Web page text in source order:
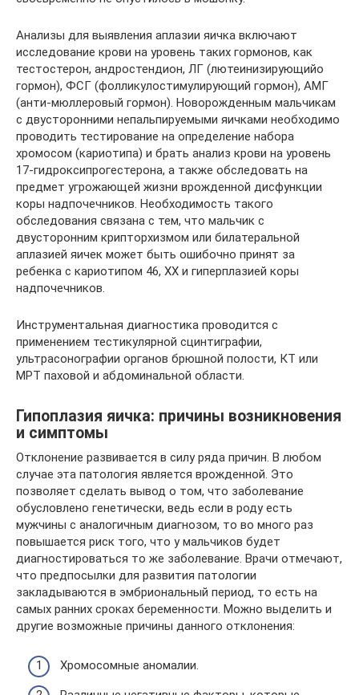
Анализы для выявления аплазии яичка включают
исследование крови на уровень таких гормонов, как
тестостерон, андростендион, ЛГ (лютеинизирующийо
гормон), ФСГ (фолликулостимулирующий гормон), АМГ
(анти-мюллеровый гормон). Новорожденным мальчикам
с двусторонними непальпируемыми яичками необходимо
проводить тестирование на определение набора
хромосом (кариотипа) и брать анализ крови на уровень
17-гидроксипрогестерона, а также обследовать на
предмет угрожающей жизни врожденной дисфункции
коры надпочечников. Необходимость такого
обследования связана с тем, что мальчик с
двусторонним крипторхизмом или билатеральной
аплазией яичек может быть ошибочно принят за
ребенка с кариотипом 46, XX и гиперплазией коры
надпочечников.
Инструментальная диагностика проводится с
применением тестикулярной сцинтиграфии,
ультрасонографии органов брюшной полости, КТ или
МРТ паховой и абдоминальной области.
Гипоплазия яичка: причины возникновения
и симптомы
Отклонение развивается в силу ряда причин. В любом
случае эта патология является врожденной. Это
позволяет сделать вывод о том, что заболевание
обусловлено генетически, ведь если в роду есть
мужчины с аналогичным диагнозом, то во много раз
повышается риск того, что у мальчиков будет
диагностироваться то же заболевание. Врачи отмечают,
что предпосылки для развития патологии
закладываются в эмбриональный период, то есть на
самых ранних сроках беременности. Можно выделить и
другие возможные причины данного отклонения:
Хромосомные аномалии.